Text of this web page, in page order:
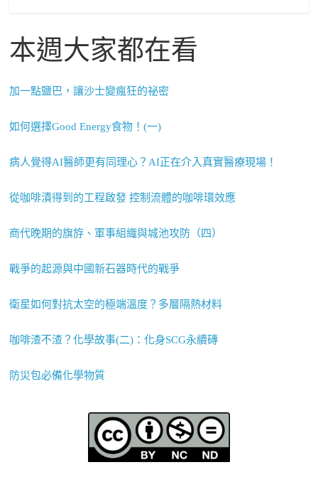
本週大家都在看
加一點鹽巴，讓沙士變瘋狂的祕密
如何選擇Good Energy食物！(一)
病人覺得AI醫師更有同理心？AI正在介入真實醫療現場！
從咖啡漬得到的工程啟發 控制流體的咖啡環效應
商代晚期的旗斿、軍事組織與城池攻防（四）
戰爭的起源與中國新石器時代的戰爭
衛星如何對抗太空的極端溫度？多層隔熱材料
咖啡渣不渣？化學故事(二)：化身SCG永續磚
防災包必備化學物質